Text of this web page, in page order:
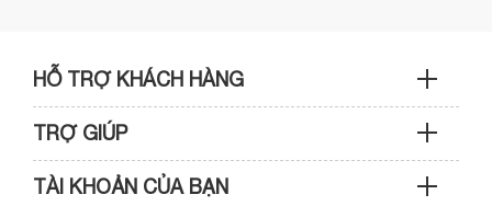
HỖ TRỢ KHÁCH HÀNG
Sản phẩm & Đơn hàng: 0933 109 009
Kỹ thuật & Bảo hành: 0989 439 986
TRỢ GIÚP
Hướng dẫn mua hàng
TÀI KHOẢN CỦA BẠN